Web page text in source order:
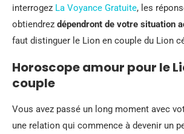
interrogez La Voyance Gratuite, les
obtiendrez dépendront de votre situation
faut distinguer le Lion en couple du Lion
Horoscope amour pour le
couple
Vous avez passé un long moment avec
une relation qui commence à devenir un